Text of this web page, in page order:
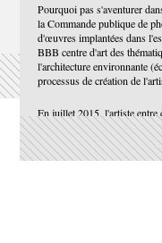
Pourquoi pas s'aventurer
la Commande publique de
d'œuvres implantées dans
BBB centre d'art des
l'architecture environnante
processus de création de
En juillet 2015, l'artiste entre
d'images, témoignant de